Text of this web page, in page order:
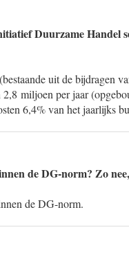
Duurzame Handel
uit de bijdragen
miljoen per jaar
6,4% van het jaarlijks
de DG-norm? Zo
de DG-norm.